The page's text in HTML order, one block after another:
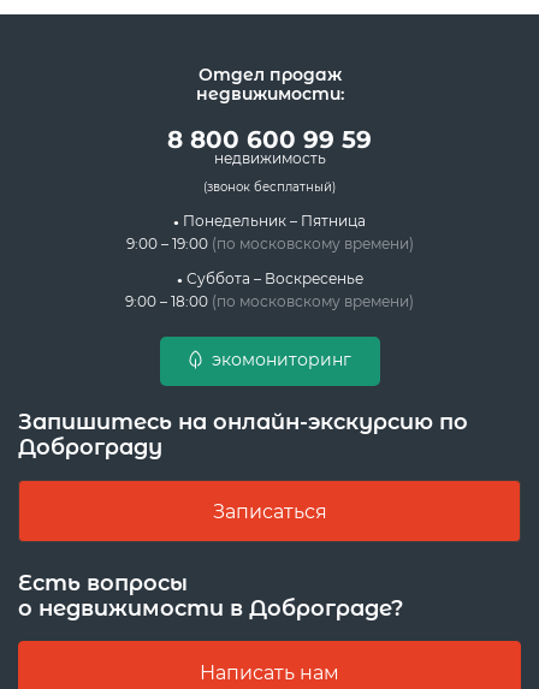
Отдел продаж
недвижимости:
8 800 600 99 59
недвижимость
(звонок бесплатный)
Понедельник – Пятница
9:00 – 19:00 (по московскому времени)
Суббота – Воскресенье
9:00 – 18:00 (по московскому времени)
экомониторинг
Запишитесь на онлайн-экскурсию по
Доброграду
Записаться
Есть вопросы
о недвижимости в Доброграде?
Написать нам